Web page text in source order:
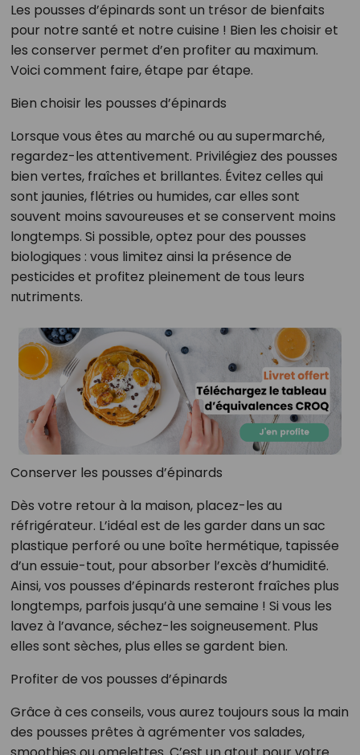
Les pousses d’épinards sont un trésor de bienfaits
pour notre santé et notre cuisine ! Bien les choisir et
les conserver permet d’en profiter au maximum.
Voici comment faire, étape par étape.
Bien choisir les pousses d’épinards
Lorsque vous êtes au marché ou au supermarché,
regardez-les attentivement. Privilégiez des pousses
bien vertes, fraîches et brillantes. Évitez celles qui
sont jaunies, flétries ou humides, car elles sont
souvent moins savoureuses et se conservent moins
longtemps. Si possible, optez pour des pousses
biologiques : vous limitez ainsi la présence de
pesticides et profitez pleinement de tous leurs
nutriments.
Conserver les pousses d’épinards
Dès votre retour à la maison, placez-les au
réfrigérateur. L’idéal est de les garder dans un sac
plastique perforé ou une boîte hermétique, tapissée
d’un essuie-tout, pour absorber l’excès d’humidité.
Ainsi, vos pousses d’épinards resteront fraîches plus
longtemps, parfois jusqu’à une semaine ! Si vous les
lavez à l’avance, séchez-les soigneusement. Plus
elles sont sèches, plus elles se gardent bien.
Profiter de vos pousses d’épinards
Grâce à ces conseils, vous aurez toujours sous la main
des pousses prêtes à agrémenter vos salades,